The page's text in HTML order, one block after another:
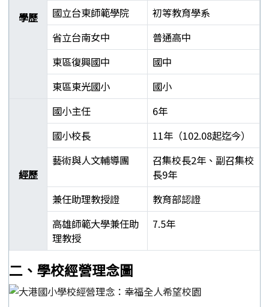
學歷
國立台東師範學院
初等教育學系
省立台南女中
普通高中
東區復興國中
國中
東區東光國小
國小
經歷
國小主任
6年
國小校長
11年（102.08起迄今）
藝術與人文輔導團
召集校長2年、副召集校
長9年
兼任助理教授證
教育部認證
高雄師範大學兼任助
理教授
7.5年
二、學校經營理念圖